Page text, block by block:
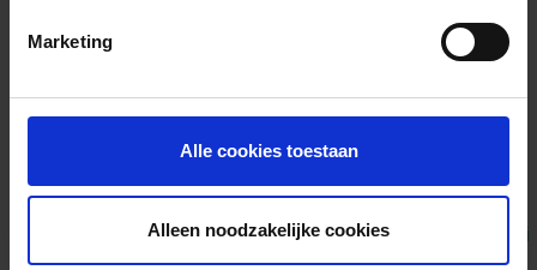
Marketing
Alle cookies toestaan
Alleen noodzakelijke cookies
Foto’s ({{photos.length}})
Eigen foto’s